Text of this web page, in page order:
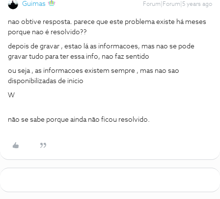
Guimas Forum|Forum|5 years ago
nao obtive resposta. parece que este problema existe há meses
porque nao é resolvido??
depois de gravar , estao lá as informacoes, mas nao se pode
gravar tudo para ter essa info, nao faz sentido
ou seja , as informacoes existem sempre , mas nao sao
disponibilizadas de inicio
W
não se sabe porque ainda não ficou resolvido.